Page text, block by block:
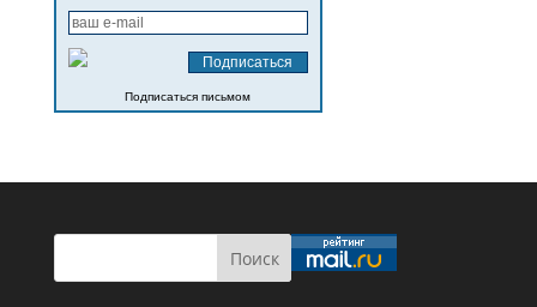
Подписаться письмом